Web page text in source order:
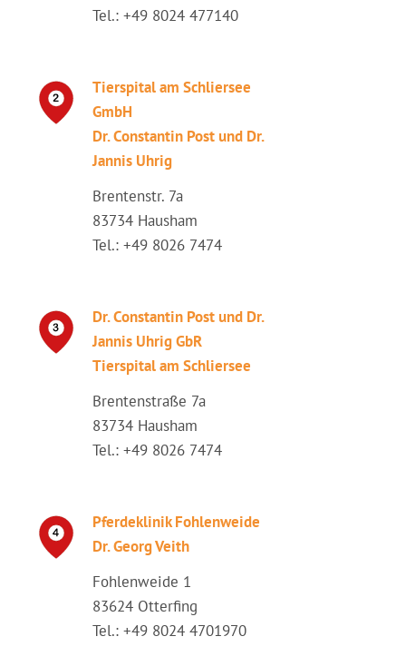
Tel.: +49 8024 477140
Tierspital am Schliersee
GmbH
Dr. Constantin Post und Dr.
Jannis Uhrig
Brentenstr. 7a
83734 Hausham
Tel.: +49 8026 7474
Dr. Constantin Post und Dr.
Jannis Uhrig GbR
Tierspital am Schliersee
Brentenstraße 7a
83734 Hausham
Tel.: +49 8026 7474
Pferdeklinik Fohlenweide
Dr. Georg Veith
Fohlenweide 1
83624 Otterfing
Tel.: +49 8024 4701970